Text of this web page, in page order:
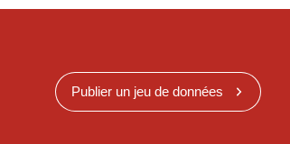
Publier un jeu de données